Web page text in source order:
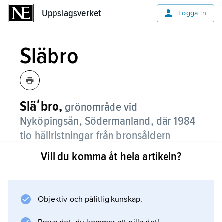
Uppslagsverket Logga in
Släbro
Släʹbro, grönområde vid
Nyköpingsån, Södermanland, där 1984
tio hällristningar från bronsåldern
påträffades, tillsammans bestående av
440 figurer och 260 älvkvarnar.
hällristningar. De domineras av avrundat
Vill du komma åt hela artikeln?
Objektiv och pålitlig kunskap.